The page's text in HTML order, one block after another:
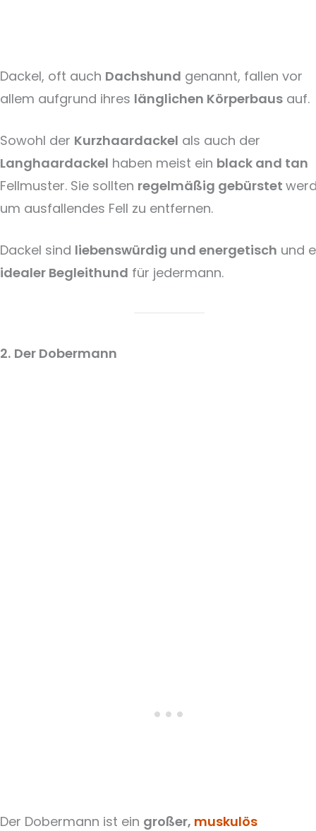
Dackel, oft auch Dachshund genannt, fallen vor
allem aufgrund ihres länglichen Körperbaus auf.
Sowohl der Kurzhaardackel als auch der
Langhaardackel haben meist ein black and tan
Fellmuster. Sie sollten regelmäßig gebürstet
um ausfallendes Fell zu entfernen.
Dackel sind liebenswürdig und energetisch und
idealer Begleithund für jedermann.
2. Der Dobermann
Der Dobermann ist ein großer, muskulös